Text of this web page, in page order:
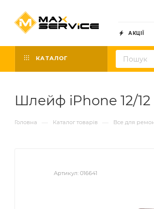
АКЦІЇ
КАТАЛОГ
Шлейф iPhone 12/12
Головна — Каталог товарів — Все для
Артикул: 016641